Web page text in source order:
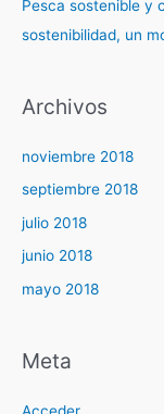
Pesca sostenible y
sostenibilidad, un
Archivos
noviembre 2018
septiembre 2018
julio 2018
junio 2018
mayo 2018
Meta